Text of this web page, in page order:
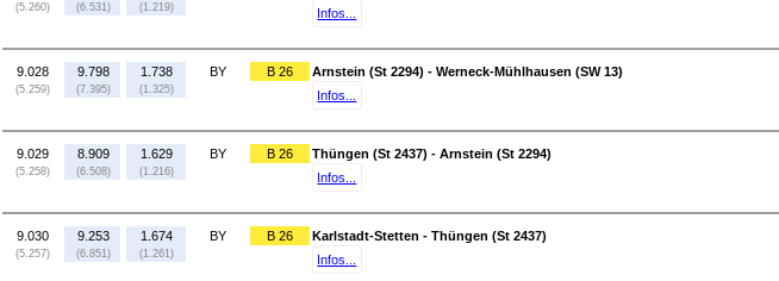
(5.260) (6.531) (1.219)
Infos...
9.028
(5.259)
9.798
(7.395)
1.738
(1.325)
BY B 26
Arnstein (St 2294) - Werneck-Mühlhausen (SW 13)
Infos...
9.029
(5.258)
8.909
(6.508)
1.629
(1.216)
BY B 26
Thüngen (St 2437) - Arnstein (St 2294)
Infos...
9.030
(5.257)
9.253
(6.851)
1.674
(1.261)
BY B 26
Karlstadt-Stetten - Thüngen (St 2437)
Infos...